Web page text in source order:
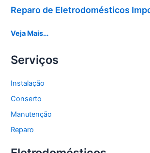
Reparo de Eletrodomésticos
Veja Mais…
Serviços
Instalação
Conserto
Manutenção
Reparo